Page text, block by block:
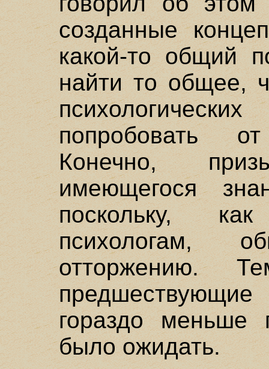
созданные
какой-то общий
найти то общее,
попробовать
Конечно,
имеющегося
поскольку,
психологам,
отторжению.
гораздо меньше
было ожидать.